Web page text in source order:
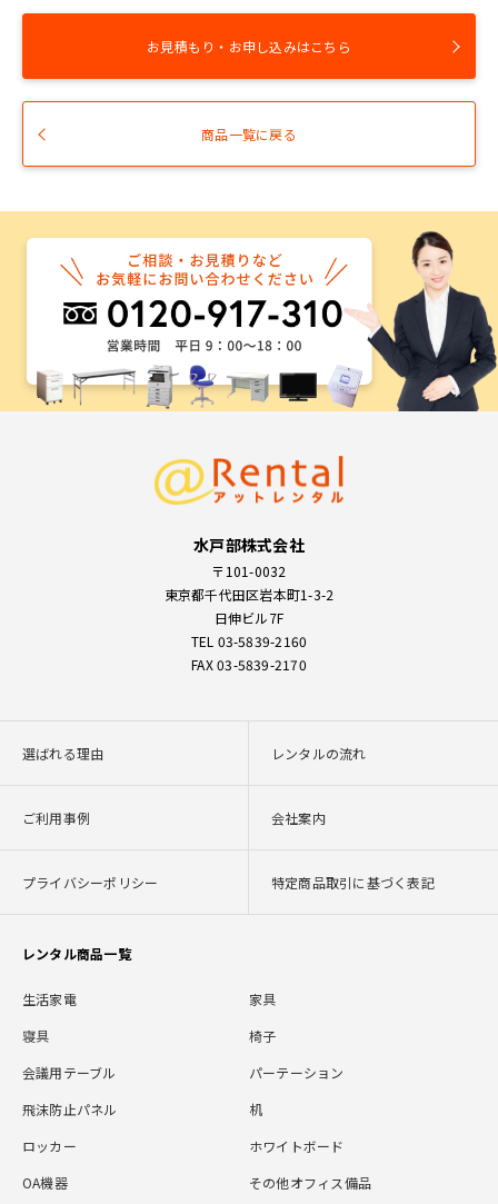
お見積もり・お申し込みはこちら
商品一覧に戻る
水戸部株式会社
〒101-0032
東京都千代田区岩本町1-3-2
日伸ビル7F
TEL 03-5839-2160
FAX 03-5839-2170
選ばれる理由 レンタルの流れ
ご利用事例 会社案内
プライバシーポリシー 特定商品取引に基づく表記
レンタル商品一覧
生活家電
家具
寝具
椅子
会議用テーブル
パーテーション
飛沫防止パネル
机
ロッカー
ホワイトボード
OA機器
その他オフィス備品